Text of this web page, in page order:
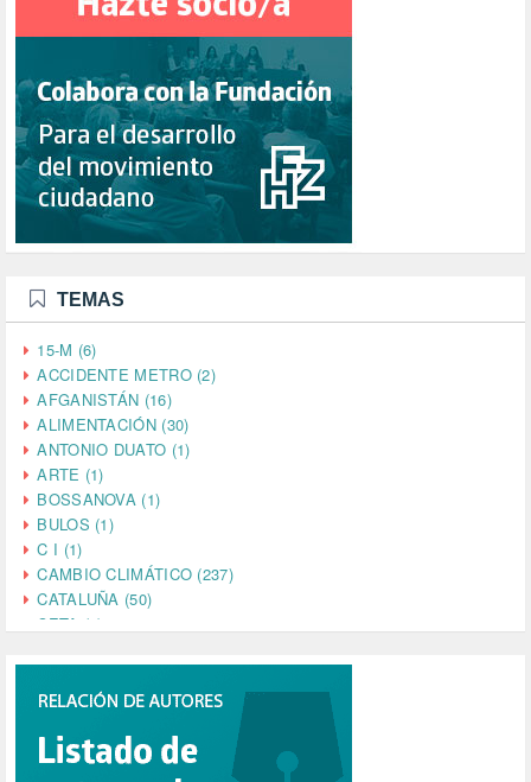
TEMAS
15-M (6)
ACCIDENTE METRO (2)
AFGANISTÁN (16)
ALIMENTACIÓN (30)
ANTONIO DUATO (1)
ARTE (1)
BOSSANOVA (1)
BULOS (1)
C I (1)
CAMBIO CLIMÁTICO (237)
CATALUÑA (50)
CETA (2)
CINE (35)
COMPROMISO (2)
CONFERENCIA (1)